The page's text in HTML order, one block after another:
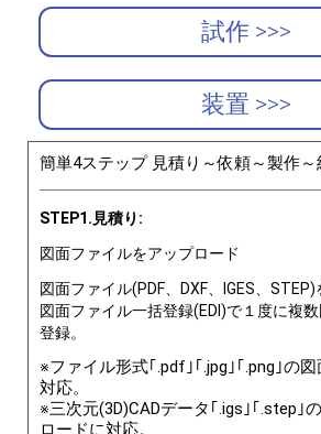
試作 >>>
装置 >>>
簡単4ステップ 見積り～依頼～製作
STEP1.見積り:
図面ファイルをアップロード
図面ファイル(PDF、DXF、IGES、STEP)
図面ファイル一括登録(EDI)で１度に複
登録。
※ファイル形式｢.pdf｣｢.jpg｣｢.png｣の
対応。
※三次元(3D)CADデータ｢.igs｣｢.step｣
ロードに対応。